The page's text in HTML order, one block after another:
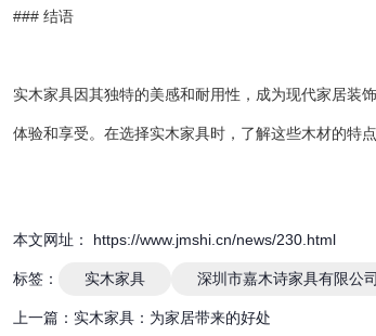
### 结语
实木家具因其独特的美感和耐用性，成为现代家居装
体验和享受。在选择实木家具时，了解这些木材的特
本文网址： https://www.jmshi.cn/news/230.html
标签： 实木家具 深圳市嘉木诗家具有限公司
上一篇： 实木家具：为家居带来的好处